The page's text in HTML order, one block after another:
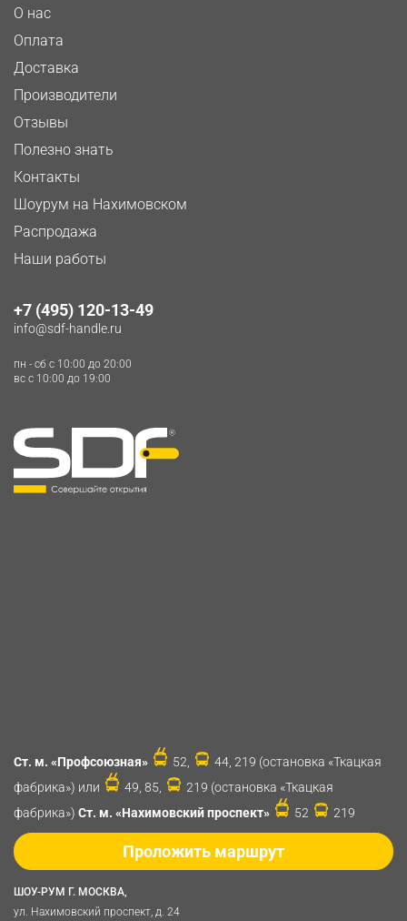
О нас
Оплата
Доставка
Производители
Отзывы
Полезно знать
Контакты
Шоурум на Нахимовском
Распродажа
Наши работы
+7 (495) 120-13-49
info@sdf-handle.ru
пн - сб c 10:00 до 20:00
вс c 10:00 до 19:00
ШОУ-РУМ Г. МОСКВА,
ул. Нахимовский проспект, д. 24
Ст. м. «Профсоюзная» 52,
44, 219 (остановка «Ткацкая
фабрика») или
49, 85,
219 (остановка «Ткацкая
фабрика») Ст. м. «Нахимовский проспект» 52 219
Проложить маршрут